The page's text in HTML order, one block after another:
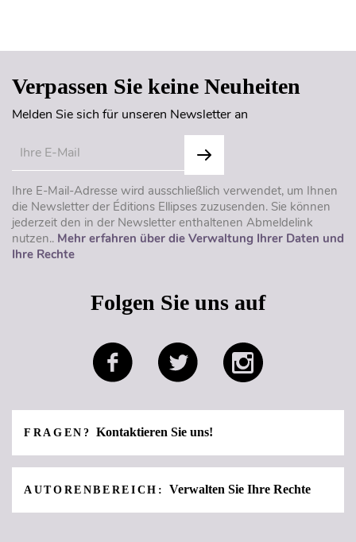
Verpassen Sie keine Neuheiten
Melden Sie sich für unseren Newsletter an
Ihre E-Mail-Adresse wird ausschließlich verwendet, um Ihnen
die Newsletter der Éditions Ellipses zuzusenden. Sie können
jederzeit den in der Newsletter enthaltenen Abmeldelink
nutzen.. Mehr erfahren über die Verwaltung Ihrer Daten und
Ihre Rechte
Folgen Sie uns auf
FRAGEN?Kontaktieren Sie uns!
AUTORENBEREICH: Verwalten Sie Ihre Rechte